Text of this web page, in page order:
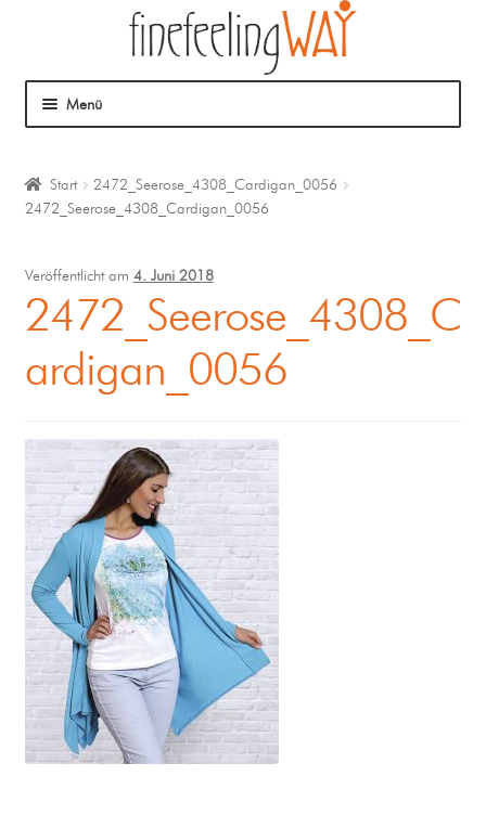
Menü
Mein Angebot
Coaching
Klangmassage
Start
2472_Seerose_4308_Cardigan_0056
2472_Seerose_4308_Cardigan_0056
Veröffentlicht am 4. Juni 2018
2472_Seerose_4308_C
ardigan_0056